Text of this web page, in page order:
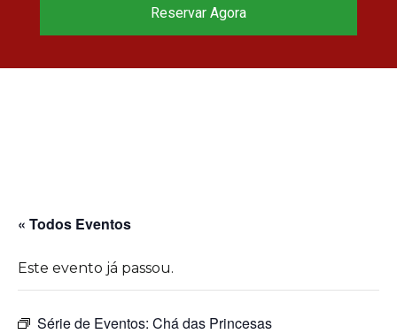
« Todos Eventos
Este evento já passou.
Série de Eventos: Chá das Princesas
Reservar Agora